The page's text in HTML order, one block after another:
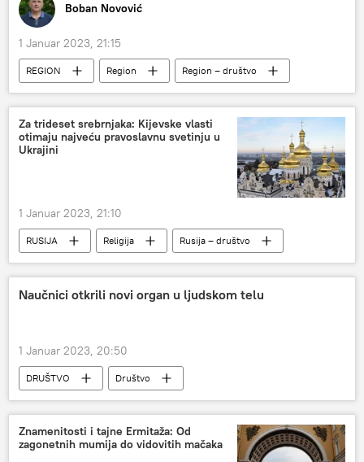
Boban Novović
1 Januar 2023, 21:15
REGION Region
Region – društvo
Društvo
Crna Gora
Za trideset srebrnjaka: Kijevske vlasti
otimaju najveću pravoslavnu svetinju u
Ukrajini
1 Januar 2023, 21:10
RUSIJA Religija
Rusija – društvo
Rusija
Specijalna vojna operacija u Ukrajini – vesti
Naučnici otkrili novi organ u ljudskom telu
1 Januar 2023, 20:50
DRUŠTVO
Društvo
Nauka i tehnologija
Izumi i otkrića
Znamenitosti i tajne Ermitaža: Od
zagonetnih mumija do vidovitih mačaka